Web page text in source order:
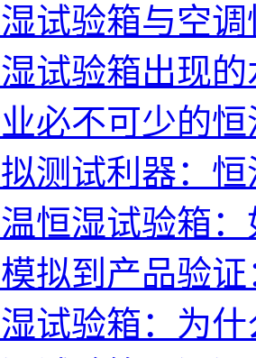
试验箱与空
试验箱出现
必不可少的
测试利器：
恒湿试验箱
拟到产品验
试验箱：为